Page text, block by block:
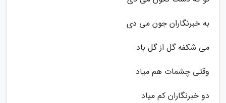
به خبرنگاران جون می دی
می شکفه گل از گل باد
وقتی چشمات هم میاد
دو خبرنگاران کم میاد